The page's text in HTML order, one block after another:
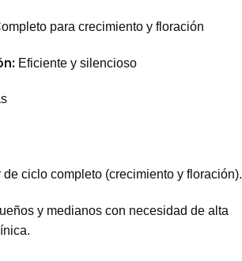
para crecimiento y floración
Eficiente y silencioso
ciclo completo (crecimiento y floración).
y medianos con necesidad de alta